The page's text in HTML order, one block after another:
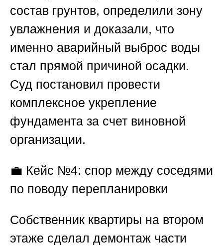
состав грунтов, определили зону
увлажнения и доказали, что
именно аварийный выброс воды
стал прямой причиной осадки.
Суд постановил провести
комплексное укрепление
фундамента за счет виновной
организации.
💼 Кейс №4: спор между соседями
по поводу перепланировки
Собственник квартиры на втором
этаже сделал демонтаж части